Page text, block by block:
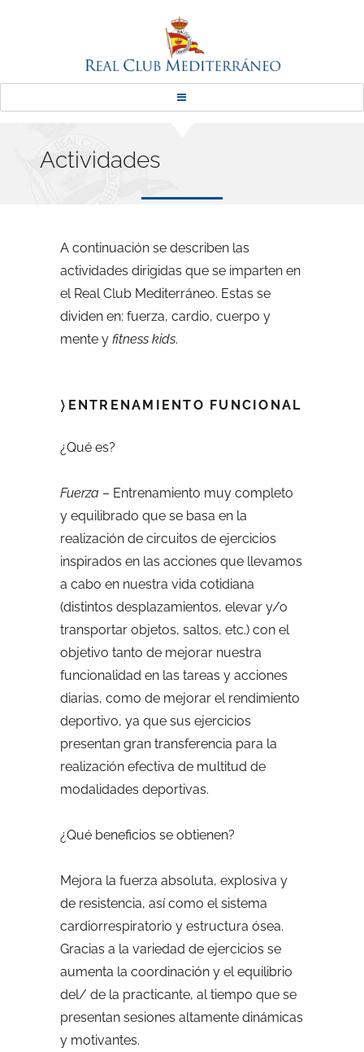
Real Club Mediterráneo
Actividades
A continuación se describen las
actividades dirigidas que se imparten en
el Real Club Mediterráneo. Estas se
dividen en: fuerza, cardio, cuerpo y
mente yfitness kids.
〉ENTRENAMIENTO FUNCIONAL
¿Qué es?
Fuerza – Entrenamiento muy completo
y equilibrado que se basa en la
realización de circuitos de ejercicios
inspirados en las acciones que llevamos
a cabo en nuestra vida cotidiana
(distintos desplazamientos, elevar y/o
transportar objetos, saltos, etc.) con el
objetivo tanto de mejorar nuestra
funcionalidad en las tareas y acciones
diarias, como de mejorar el rendimiento
deportivo, ya que sus ejercicios
presentan gran transferencia para la
realización efectiva de multitud de
modalidades deportivas.
¿Qué beneficios se obtienen?
Mejora la fuerza absoluta, explosiva y
de resistencia, así como el sistema
cardiorrespiratorio y estructura ósea.
Gracias a la variedad de ejercicios se
aumenta la coordinación y el equilibrio
del/ de la practicante, al tiempo que se
presentan sesiones altamente dinámicas
y motivantes.